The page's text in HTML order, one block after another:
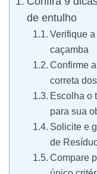
de entulho
Verifique
caçamba
Confirme
correta
Escolha o
para sua
Solicite e
de
Compare